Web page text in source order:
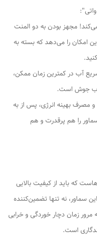
مجهز بودن به دو المنت
2000 وات، به شما این امکان را می‌دهد که بسته به
سریع آب در کمترین زمان ممکن،
آب جوش است.
آب و مصرف بهینه انرژی، پس از به
را هم پرقدرت و هم
که باید از کیفیت بالایی
سماور، نه تنها تضمین‌کننده
مرور زمان دچار خوردگی و خرابی
است.